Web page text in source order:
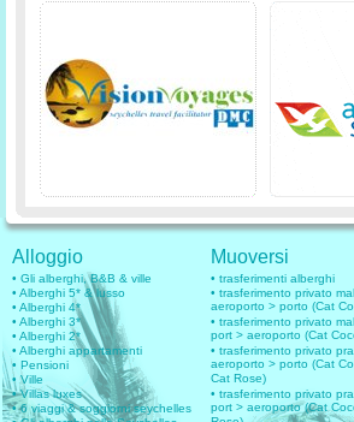
Alloggio
• Gli alberghi, B&B & ville
• Alberghi 5* & lusso
• Alberghi 4*
• Alberghi 3*
• Alberghi 2*
• Alberghi appartamenti
• Pensioni
• Ville
• Villas luxes
• 6 viaggi & soggiorni seychelles
Muoversi
• trasferimenti alberghi
• trasferimento privato
aeroporto > porto (Cat
• trasferimento privato
port > aeroporto (Cat
• trasferimento privato
aeroporto > porto (Cat
Cat Rose)
• trasferimento privato
port > aeroporto (Cat